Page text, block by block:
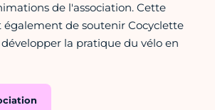
de l'association. Cette
de soutenir Cocyclette
la pratique du vélo en